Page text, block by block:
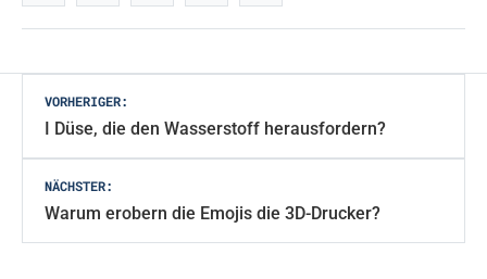
Beitragsnavigation
VORHERIGER:
I Düse, die den Wasserstoff herausfordern?
NÄCHSTER:
Warum erobern die Emojis die 3D-Drucker?